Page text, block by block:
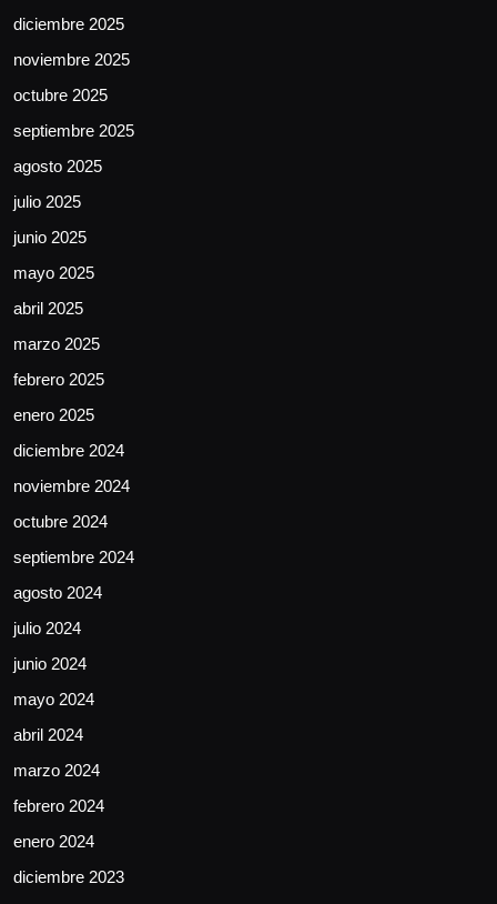
diciembre 2025
noviembre 2025
octubre 2025
septiembre 2025
agosto 2025
julio 2025
junio 2025
mayo 2025
abril 2025
marzo 2025
febrero 2025
enero 2025
diciembre 2024
noviembre 2024
octubre 2024
septiembre 2024
agosto 2024
julio 2024
junio 2024
mayo 2024
abril 2024
marzo 2024
febrero 2024
enero 2024
diciembre 2023